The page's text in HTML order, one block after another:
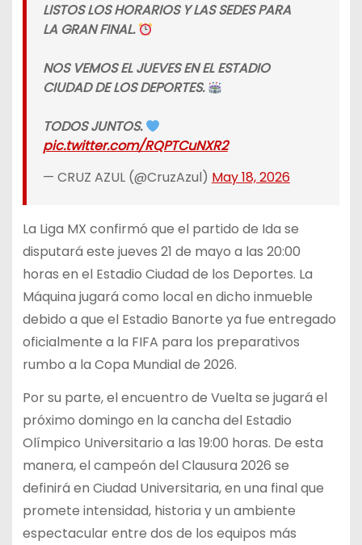
LISTOS LOS HORARIOS Y LAS SEDES PARA
LA GRAN FINAL.
NOS VEMOS EL JUEVES EN EL ESTADIO
CIUDAD DE LOS DEPORTES.
TODOS JUNTOS.
pic.twitter.com/RQPTCuNXR2
— CRUZ AZUL (@CruzAzul) May 18, 2026
La Liga MX confirmó que el partido de Ida se
disputará este jueves 21 de mayo a las 20:00
horas en el Estadio Ciudad de los Deportes. La
Máquina jugará como local en dicho inmueble
debido a que el Estadio Banorte ya fue entregado
oficialmente a la FIFA para los preparativos
rumbo a la Copa Mundial de 2026.
Por su parte, el encuentro de Vuelta se jugará el
próximo domingo en la cancha del Estadio
Olímpico Universitario a las 19:00 horas. De esta
manera, el campeón del Clausura 2026 se
definirá en Ciudad Universitaria, en una final que
promete intensidad, historia y un ambiente
espectacular entre dos de los equipos más